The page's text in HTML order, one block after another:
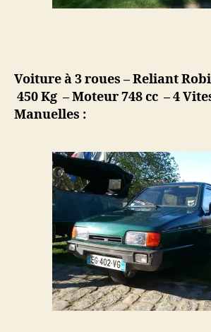
Voiture à 3 roues – Reliant
450 Kg – Moteur 748 cc – 4
Manuelles :